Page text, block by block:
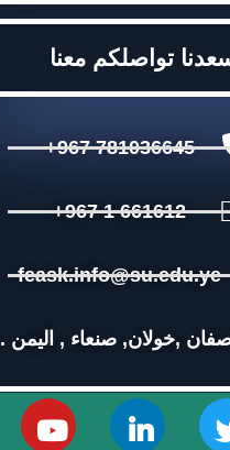
تواصلكم معنا
781036645 967+
661612 1 967+
feask.info@su.edu.ye
,خولان, صنعاء , اليمن .